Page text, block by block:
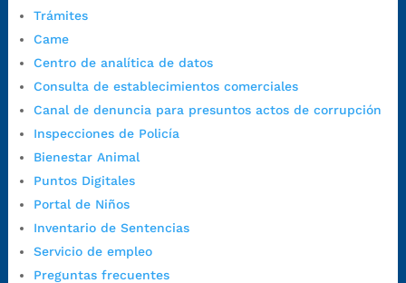
Trámites
Came
Centro de analítica de datos
Consulta de establecimientos comerciales
Canal de denuncia para presuntos actos de corrupción
Inspecciones de Policía
Bienestar Animal
Puntos Digitales
Portal de Niños
Inventario de Sentencias
Servicio de empleo
Preguntas frecuentes
Código Postal:
1:00 p.m. a 5:30 p.m. / viernes jornada continua en el horario de
7:00 a.m. a 5:00 p.m., con 30 minutos de descanso al medio día.
Horario de Atención CAME (Central):
Lunes a jueves: 7:00 a.m. a 12:00 m y de 1:00 p.m. a 5:30 p.m.
Viernes: 7:00 a.m. a 5:00 p.m. en Jornada Continua con
30 minutos de descanso al medio día.
Horario de Atención CAME (Norte):
Carrera 12 #16N-84 del barrio Kennedy.
Horario habitual de lunes a viernes en
a.m. a 3:00 p.m.